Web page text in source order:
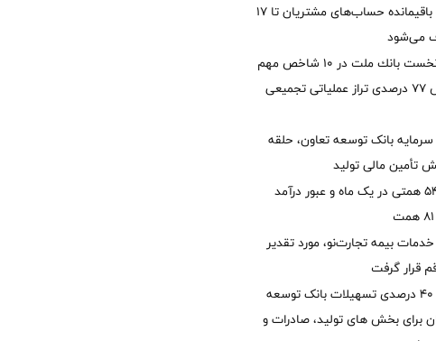
مغایرت‌ باقیمانده حساب‌های مشتریان تا ۱۷
می‌شود
جایگاه نخست بانك ملت در 10 شاخص مهم
مالی/ جهش 77 درصدی تراز عملیاتی تجمیعی
بانک توسعه تعاون، حلقه
تأمین مالی تولید
فروش 54 همتی در یک ماه و عبور درآمد
بیمه تجارت‌نو، مورد تقدیر
قرار گرفت
افزایش 40 درصدی تسهیلات بانک توسعه
برای بخش های تولید، صادرات و